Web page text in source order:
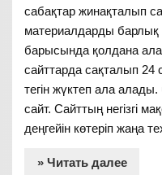
сабақтар жинақталып
материалдарды барлық
барысында қолдана
сайттарда сақталып 24
тегін жүктеп ала алады.
сайт. Сайттың негізгі
деңгейін көтеріп жаңа
» Читать далее